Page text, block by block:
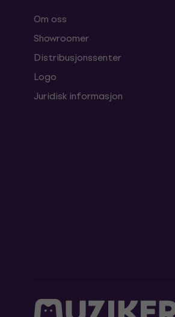
Om oss
Showroomer
Distribusjonssenter
Logo
Juridisk informasjon